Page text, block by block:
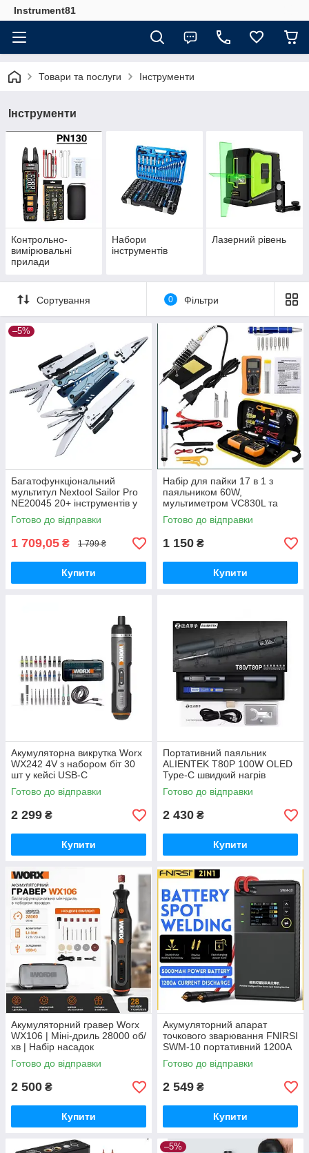
Instrument81
Товари та послуги Інструменти
Інструменти
Контрольно-
вимірювальні
прилади
Набори
інструментів
Лазерний рівень
Сортування 0 Фільтри
–5%
Багатофункціональний
мультитул Nextool Sailor Pro
NE20045 20+ інструментів у
компактному корпусі
Готово до відправки
1 709,05 ₴ 1 799 ₴
Купити
Набір для пайки 17 в 1 з
паяльником 60W,
мультиметром VC830L та
інструментами у кейсі
Готово до відправки
1 150 ₴
Купити
Акумуляторна викрутка Worx
WX242 4V з набором біт 30
шт у кейсі USB-C
Готово до відправки
2 299 ₴
Купити
Портативний паяльник
ALIENTEK T80P 100W OLED
Type-C швидкий нагрів
регулювання температури
комплект з жалами
Готово до відправки
2 430 ₴
Купити
Акумуляторний гравер Worx
WX106 | Міні-дриль 28000 об/
хв | Набір насадок
Готово до відправки
2 500 ₴
Купити
Акумуляторний апарат
точкового зварювання FNIRSI
SWM-10 портативний 1200A
для акумуляторів
Готово до відправки
2 549 ₴
Купити
–5%